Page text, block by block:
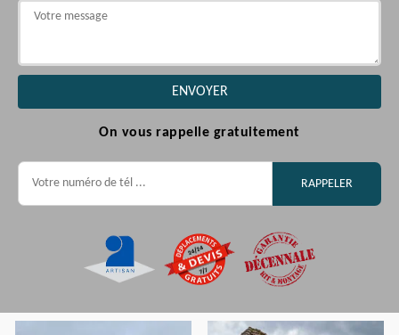
On vous rappelle gratuitement